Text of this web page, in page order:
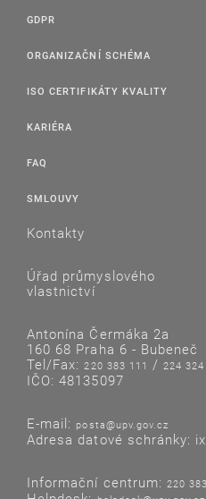
internetu a pro předkládání
zveřejnění průmyslových
Celý dokument(pdf, 2,1 MB)
GDPR
ORGANIZAČNÍ SCHÉMA
ISO CERTIFIKÁTY KVALITY
KARIÉRA
FAQ
SMLOUVY
Kontakty
Úřad průmyslového
vlastnictví
Antonína Čermáka 2a
160 68 Praha 6 - Bubeneč
Tel/Fax:220 383 111 /224
IČO: 48135097
E-mail: posta@upv.gov.cz
Adresa datové schránky:
Informační centrum: 220